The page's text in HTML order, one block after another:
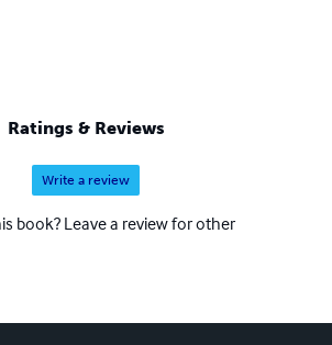
Ratings & Reviews
Write a review
book? Leave a review for other